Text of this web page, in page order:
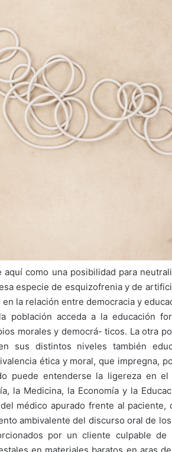
como una posibilidad para
especie de esquizofrenia y de
la relación entre democracia y
acceda a la educación
morales y democrá- ticos. La otra
sus distintos niveles también
ética y moral, que impregna,
puede entenderse la ligereza en
la Medicina, la Economía y la
médico apurado frente al paciente,
ambivalente del discurso oral de
por un cliente culpable